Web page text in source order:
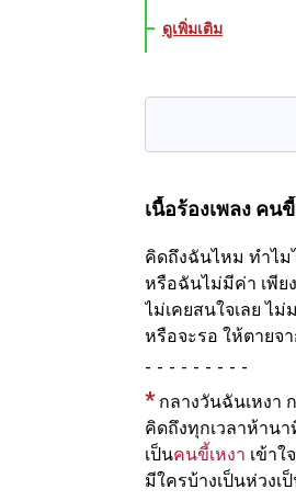
ดูเพิ่มเติม
เนื้อร้องเพลง คน
คิดถึงฉันไหม ทำไม
หรือฉันไม่มีค่า เพีย
ไม่เคยสนใจเลย ไม่
หรือจะรอ ให้ตายจ
-
* กลางวันฉันเหงา
คิดถึงทุกเวลาห้านา
เป็นคนขี้เหงา เข้าใ
มีใครบ้างเป็นห่วงเ